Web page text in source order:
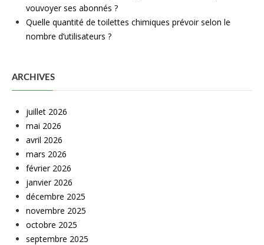
vouvoyer ses abonnés ?
Quelle quantité de toilettes chimiques prévoir selon le
nombre d’utilisateurs ?
ARCHIVES
juillet 2026
mai 2026
avril 2026
mars 2026
février 2026
janvier 2026
décembre 2025
novembre 2025
octobre 2025
septembre 2025